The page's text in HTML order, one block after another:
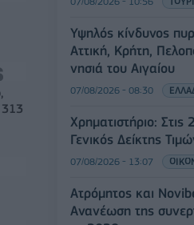
Υψηλός κίνδυνος
Αττική, Κρήτη,
νησιά του Αιγαίου
07/08/2026 - 08:30
Χρηματιστήριο:
Γενικός Δείκτης
07/08/2026 - 13:07
Ατρόμητος και
Ανανέωση της